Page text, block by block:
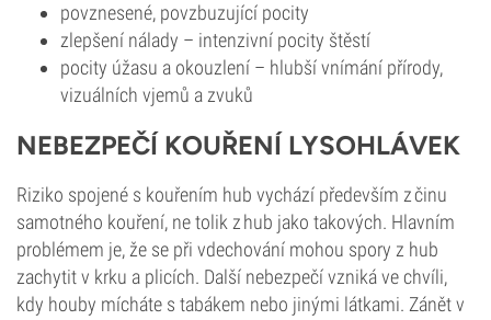
povznesené, povzbuzující pocity
zlepšení nálady – intenzivní pocity štěstí
pocity úžasu a okouzlení – hlubší vnímání přírody,
vizuálních vjemů a zvuků
NEBEZPEČÍ KOUŘENÍ LYSOHLÁVEK
Riziko spojené s kouřením hub vychází především z činu
samotného kouření, ne tolik z hub jako takových. Hlavním
problémem je, že se při vdechování mohou spory z hub
zachytit v krku a plicích. Další nebezpečí vzniká ve chvíli,
kdy houby mícháte s tabákem nebo jinými látkami. Zánět v